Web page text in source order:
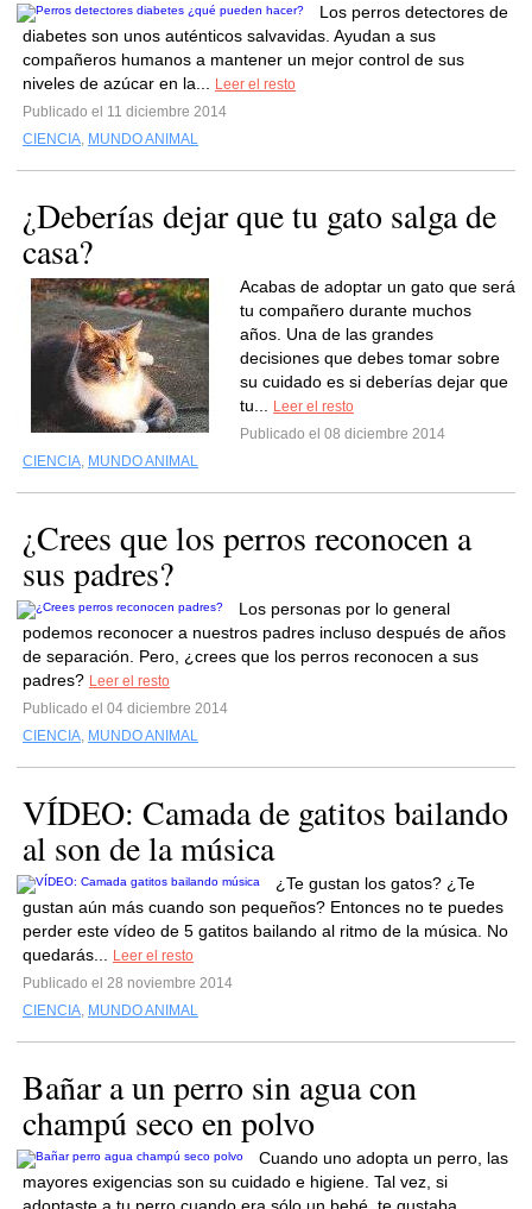
Los perros detectores de
diabetes son unos auténticos salvavidas. Ayudan a sus
compañeros humanos a mantener un mejor control de sus
niveles de azúcar en la...
Leer el resto
Publicado el 11 diciembre 2014
CIENCIA, MUNDO ANIMAL
¿Deberías dejar que tu gato salga de
casa?
Acabas de adoptar un gato que será
tu compañero durante muchos
años. Una de las grandes
decisiones que debes tomar sobre
su cuidado es si deberías dejar que
tu...
Leer el resto
Publicado el 08 diciembre 2014
CIENCIA, MUNDO ANIMAL
¿Crees que los perros reconocen a
sus padres?
Los personas por lo general
podemos reconocer a nuestros padres incluso después de años
de separación. Pero, ¿crees que los perros reconocen a sus
padres? Leer el resto
Publicado el 04 diciembre 2014
CIENCIA, MUNDO ANIMAL
VÍDEO: Camada de gatitos bailando
al son de la música
¿Te gustan los gatos? ¿Te
gustan aún más cuando son pequeños? Entonces no te puedes
perder este vídeo de 5 gatitos bailando al ritmo de la música. No
quedarás...
Leer el resto
Publicado el 28 noviembre 2014
CIENCIA, MUNDO ANIMAL
Bañar a un perro sin agua con
champú seco en polvo
Cuando uno adopta un perro, las
mayores exigencias son su cuidado e higiene. Tal vez, si